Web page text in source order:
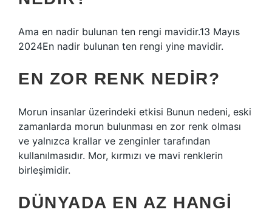
Ama en nadir bulunan ten rengi mavidir.13 Mayıs
2024En nadir bulunan ten rengi yine mavidir.
EN ZOR RENK NEDIR?
Morun insanlar üzerindeki etkisi Bunun nedeni, eski
zamanlarda morun bulunması en zor renk olması
ve yalnızca krallar ve zenginler tarafından
kullanılmasıdır. Mor, kırmızı ve mavi renklerin
birleşimidir.
DÜNYADA EN AZ HANGI